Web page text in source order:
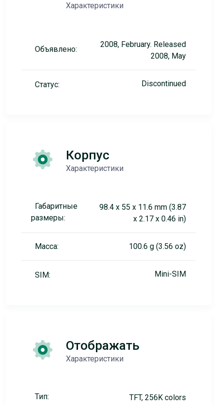
Характеристики
Объявлено:
2008, February. Released
2008, May
Статус: Discontinued
Корпус
Характеристики
Габаритные
размеры:
98.4 x 55 x 11.6 mm (3.87
x 2.17 x 0.46 in)
Масса: 100.6 g (3.56 oz)
SIM: Mini-SIM
Отображать
Характеристики
Тип: TFT, 256K colors